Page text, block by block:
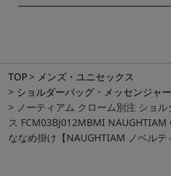
TOP
メンズ・ユニセックス
ショルダーバッグ・メッセンジャ
ノーティアム クローム別注 ショ
ス FCM03BJ012MBMI NAUGHTIAM
ななめ掛け【NAUGHTIAM ノベルテ